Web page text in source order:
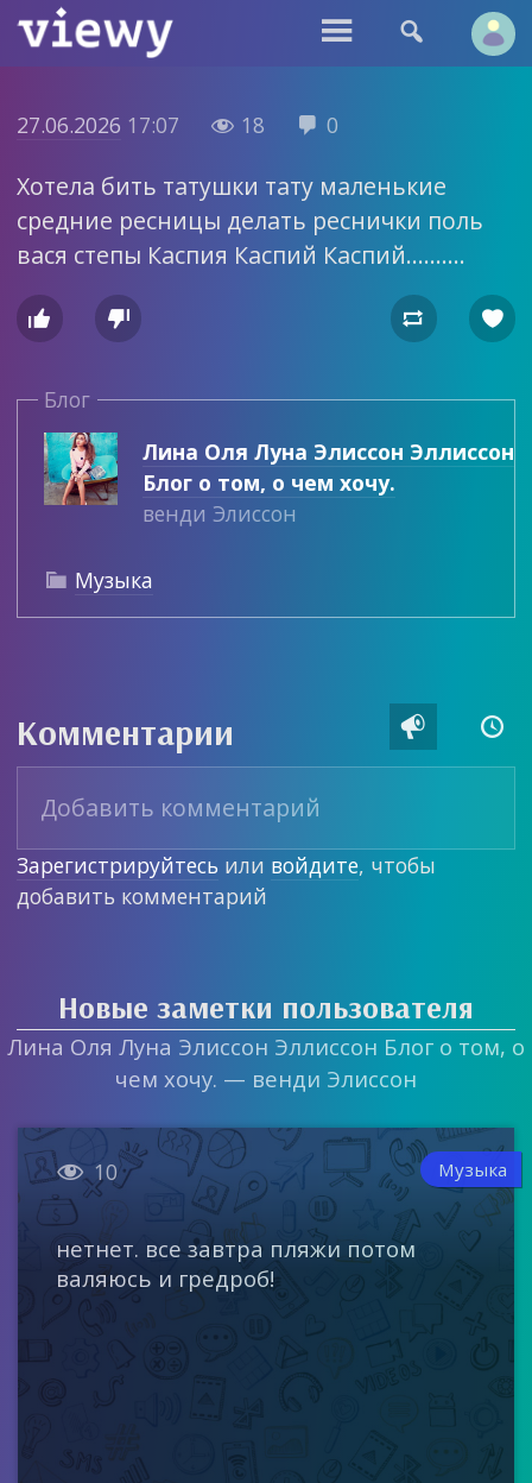
 
27.06.2026 17:07  18  0
Хотела бить татушки тату маленькие
средние ресницы делать реснички поль
вася степы Каспия Каспий Каспий……….
   
Блог
Лина Оля Луна Элиссон Эллиссон
Блог о том, о чем хочу.
венди Элиссон
 Музыка
Комментарии  
Зарегистрируйтесь или войдите, чтобы
добавить комментарий
Новые заметки пользователя
Лина Оля Луна Элиссон Эллиссон Блог о том, о
чем хочу. — венди Элиссон
 10 Музыка
нетнет. все завтра пляжи потом
валяюсь и гредроб!